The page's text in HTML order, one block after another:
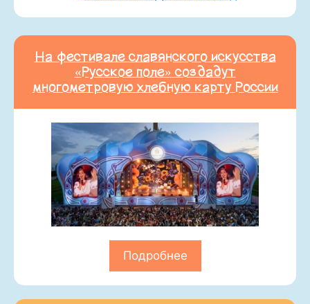
На фестивале славянского искусства
«Русское поле» создадут
многометровую хлебную карту России
Подробнее